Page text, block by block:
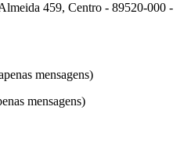
459, Centro - 89520-000 -
mensagens)
mensagens)